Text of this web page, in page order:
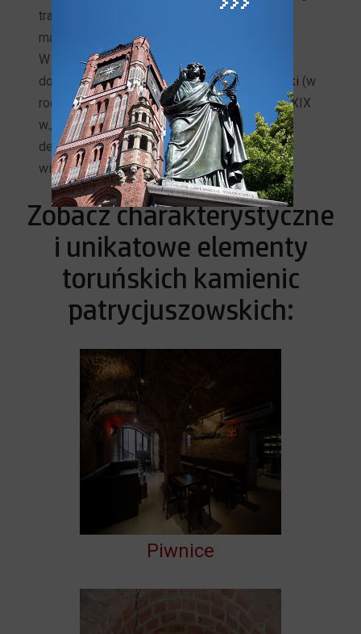
traktu (każdego piętra), kantorek kupiecki,
magazynowe wyższe piętra.
W XV w. w wysokich sieniach powszechnie
dobudowywanonadwieszane galerie i izdebki (w
rodzaju antresoli), które funkcjonowały aż do XIX
w., kiedy kamienice mieszczańskie zaczęto
destrukcyjnie przekształcać w czynszowe,
wielorodzinne.
Zobacz charakterystyczne
i unikatowe elementy
toruńskich kamienic
patrycjuszowskich:
Piwnice